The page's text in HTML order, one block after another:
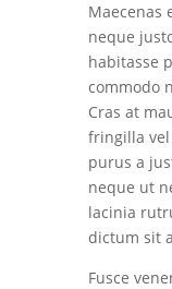
Maecenas
neque
habitasse
commodo
Cras at
fringilla
purus a
neque ut
lacinia
dictum sit
Fusce